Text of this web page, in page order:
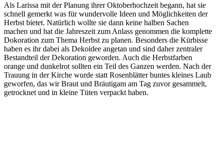
Als Larissa mit der Planung ihrer Oktoberhochzeit begann, hat sie
schnell gemerkt was für wundervolle Ideen und Möglichkeiten der
Herbst bietet. Natürlich wollte sie dann keine halben Sachen
machen und hat die Jahreszeit zum Anlass genommen die komplette
Dokoration zum Thema Herbst zu planen. Besonders die Kürbisse
haben es ihr dabei als Dekoidee angetan und sind daher zentraler
Bestandteil der Dekoration geworden. Auch die Herbstfarben
orange und dunkelrot sollten ein Teil des Ganzen werden. Nach der
Trauung in der Kirche wurde statt Rosenblätter buntes kleines Laub
geworfen, das wir Braut und Bräutigam am Tag zuvor gesammelt,
getrocknet und in kleine Tüten verpackt haben.